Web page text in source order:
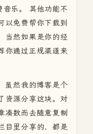
音乐。 其他功能不
以免费帮你下载到
当然如果是你的经
你通过正规渠道来
虽然我的博客是个
资源分享这块。对
凑数而去随意复制
目里分享的，都是